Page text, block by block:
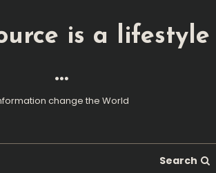
is a lifestyle
…
change the World
Search